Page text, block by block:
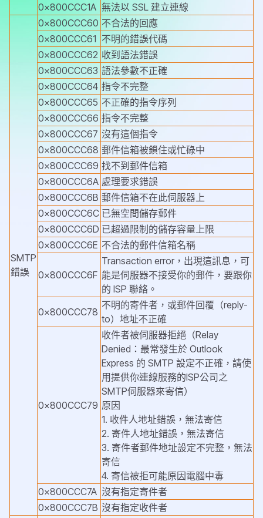
0x800CCC1A 無法以 SSL 建立連線
SMTP
錯誤
0x800CCC60 不合法的回應
0x800CCC61 不明的錯誤代碼
0x800CCC62 收到語法錯誤
0x800CCC63 語法參數不正確
0x800CCC64 指令不完整
0x800CCC65 不正確的指令序列
0x800CCC66 指令不完整
0x800CCC67 沒有這個指令
0x800CCC68 郵件信箱被鎖住或忙碌中
0x800CCC69 找不到郵件信箱
0x800CCC6A 處理要求錯誤
0x800CCC6B 郵件信箱不在此伺服器上
0x800CCC6C 已無空間儲存郵件
0x800CCC6D 已超過限制的儲存容量上限
0x800CCC6E 不合法的郵件信箱名稱
0x800CCC6F
Transaction error，出現這訊息，可
能是伺服器不接受你的郵件，要跟你
的 ISP 聯絡。
0x800CCC78
不明的寄件者，或郵件回覆（reply-
to）地址不正確
0x800CCC79
收件者被伺服器拒絕（Relay
Denied：最常發生於 Outlook
Express 的 SMTP 設定不正確，請使
用提供你連線服務的ISP公司之
SMTP伺服器來寄信）
原因
1. 收件人地址錯誤，無法寄信
2. 寄件人地址錯誤，無法寄信
3. 寄件者郵件地址設定不完整，無法
寄信
4. 寄信被拒可能原因電腦中毒
0x800CCC7A 沒有指定寄件者
0x800CCC7B 沒有指定收件者